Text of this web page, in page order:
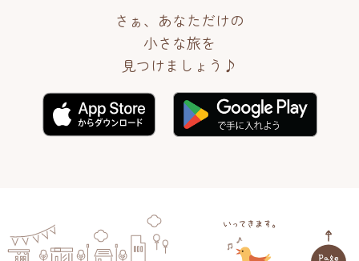
さぁ、あなただけの
小さな旅を
見つけましょう♪